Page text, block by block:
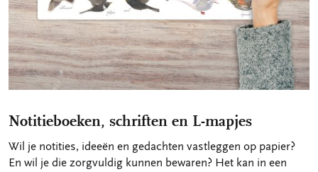
Notitieboeken, schriften en L-mapjes
Wil je notities, ideeën en gedachten vastleggen op papier?
En wil je die zorgvuldig kunnen bewaren? Het kan in een